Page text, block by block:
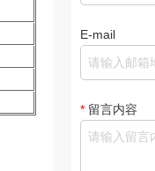
E-mail
* 留言内容